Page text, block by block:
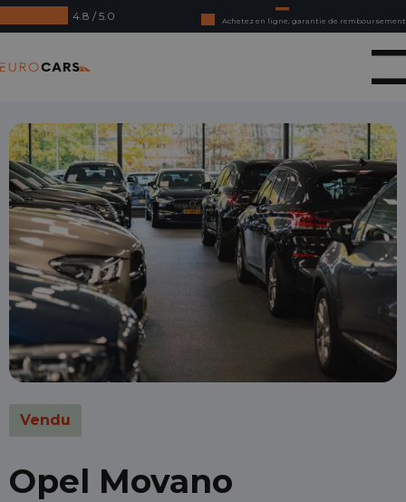
4.8 / 5.0
Crédit-bail - Acceptation en douceur
Vendu
Opel Movano